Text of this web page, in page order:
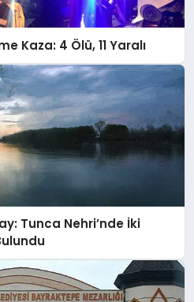
Kaza: 4 Ölü, 11 Yaralı
Tunca Nehri’nde İki